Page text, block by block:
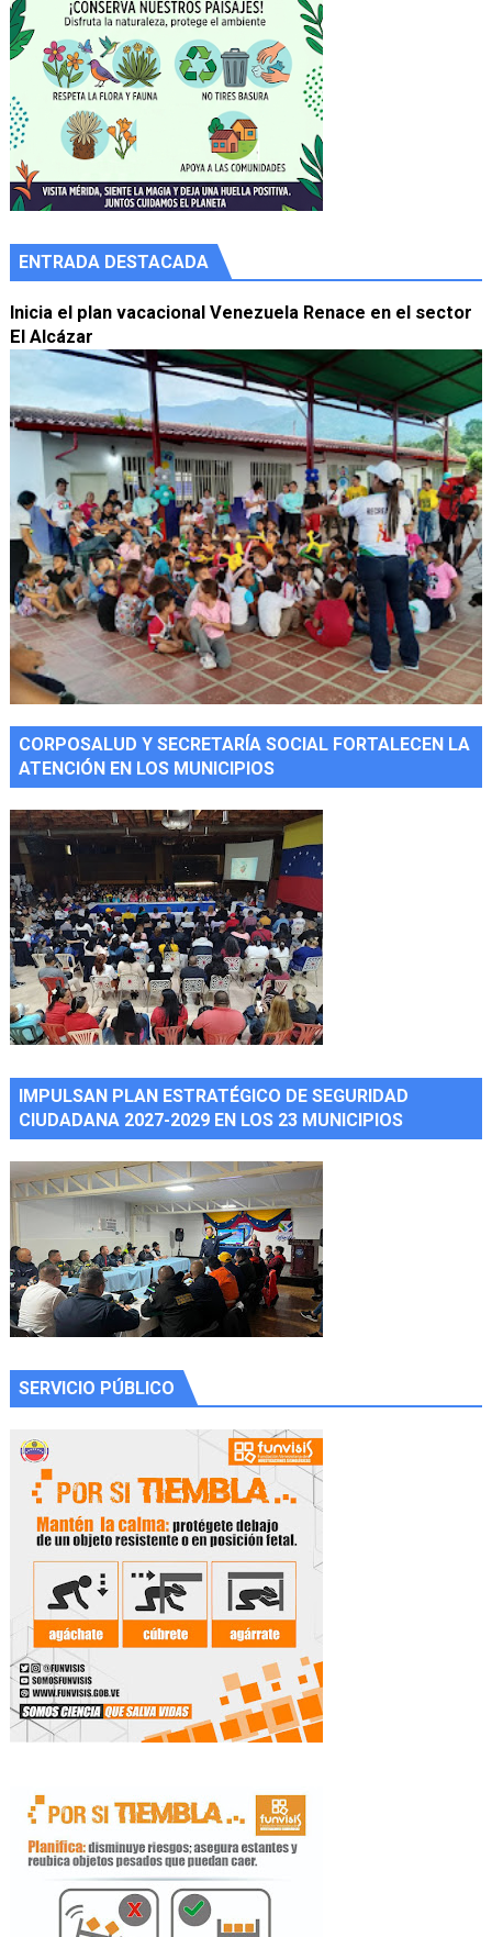
ENTRADA DESTACADA
Inicia el plan vacacional Venezuela Renace en el sector
El Alcázar
CORPOSALUD Y SECRETARÍA SOCIAL FORTALECEN LA
ATENCIÓN EN LOS MUNICIPIOS
IMPULSAN PLAN ESTRATÉGICO DE SEGURIDAD
CIUDADANA 2027-2029 EN LOS 23 MUNICIPIOS
SERVICIO PÚBLICO